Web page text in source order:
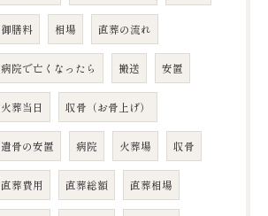
御膳料 相場 直葬の流れ
病院で亡くなったら 搬送 安置
火葬当日 収骨（お骨上げ）
遺骨の安置 病院 火葬場 収骨
直葬費用 直葬総額 直葬相場